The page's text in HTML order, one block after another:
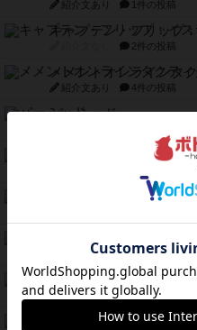
紹介文あり 1件の投稿
キャプテン・フリップ
2件の投稿
メメントオンラインタ
紹介文あり 4件の投稿
パーミッド
セミファイナル ～お
紹介文あり 18件の投稿
クランク! ：冒険者たち
紹介文あり 4件の投稿
とうほうの！